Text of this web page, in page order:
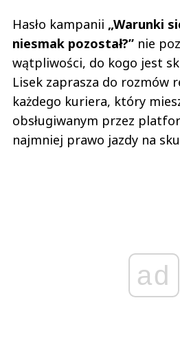
Hasło kampanii „Warunki
niesmak pozostał?” nie
wątpliwości, do kogo jest
Lisek zaprasza do rozmów
każdego kuriera, który
obsługiwanym przez
najmniej prawo jazdy na
ad